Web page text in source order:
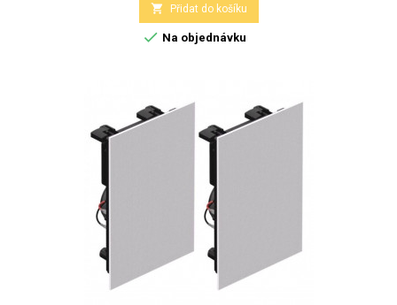
 Přidat do košíku
 Na objednávku